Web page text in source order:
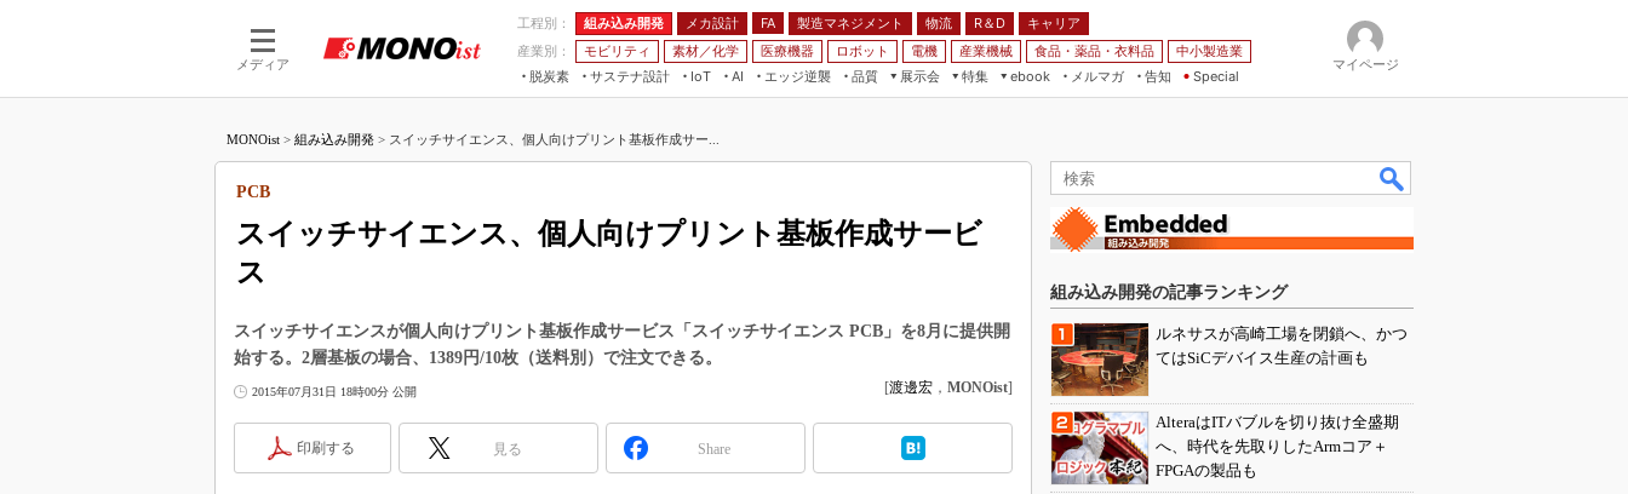
メディア
工程別： 組み込み開発 メカ設計 FA 製造マネジメント 物流 R＆D
キャリア
産業別：
モビリティ 素材／化学 医療機器 ロボット 電機 産業機械 食品・薬品・衣料品
中小製造業
脱炭素
サステナ設計
IoT
つながる工場
AI
AI×設備保全
エッジ逆襲 品質
展示会
JIMTOF
IIFES
TECHNO-FRONTIER
EdgeTech+
特集
つながるクルマ
フィールドサービス
組み込み画像技術
ISO26262
ebook
FA
モビリティ
メルマガ
告知 Special
マイページ
MONOist > 組み込み開発 > スイッチサイエンス、個人向けプリント基板作成サー...
スイッチサイエンス、個人向けプリント基板作成サービ
ス
PCB
スイッチサイエンスが個人向けプリント基板作成サービス「スイッチサイエンス PCB」を8月に提供開
始する。2層基板の場合、1389円/10枚（送料別）で注文できる。
2015年07月31日 18時00分 公開 [渡邊宏 ， MONOist]
印刷する 見る Share
組み込み開発の記事ランキング
ルネサスが高崎工場を閉鎖へ、かつ
てはSiCデバイス生産の計画も
AlteraはITバブルを切り抜け全盛期
へ、時代を先取りしたArmコア＋
FPGAの製品も